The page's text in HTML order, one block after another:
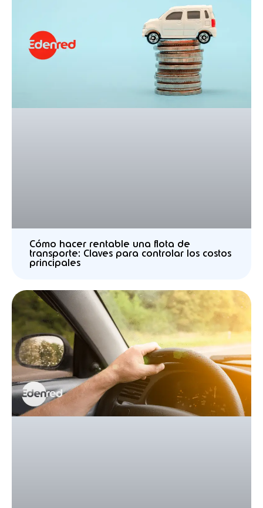
Cómo hacer rentable una flota de
transporte: Claves para controlar los costos
principales